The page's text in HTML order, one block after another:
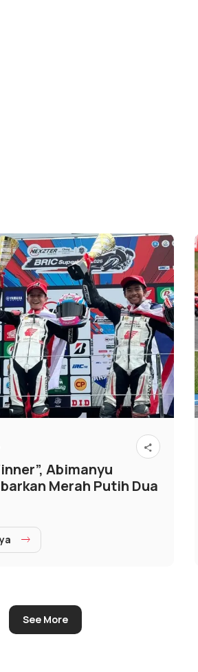
Abimanyu
Merah Putih Dua
See More